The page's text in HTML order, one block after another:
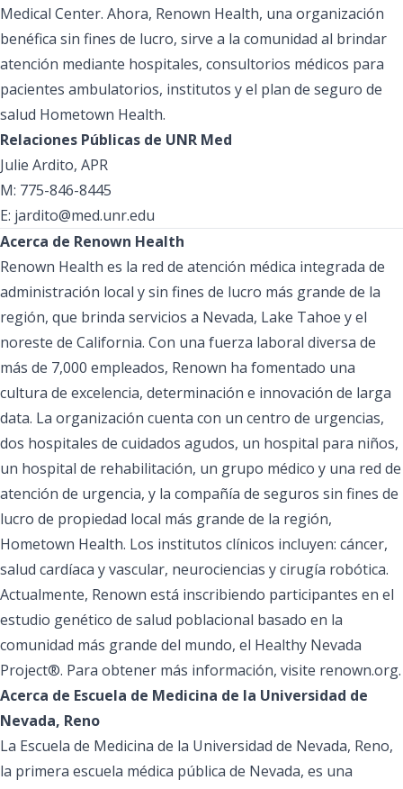
Medical Center. Ahora, Renown Health, una organización
benéfica sin fines de lucro, sirve a la comunidad al brindar
atención mediante hospitales, consultorios médicos para
pacientes ambulatorios, institutos y el plan de seguro de
salud Hometown Health.
Relaciones Públicas de UNR Med
Julie Ardito, APR
M: 775-846-8445
E: jardito@med.unr.edu
Acerca de Renown Health
Renown Health es la red de atención médica integrada de
administración local y sin fines de lucro más grande de la
región, que brinda servicios a Nevada, Lake Tahoe y el
noreste de California. Con una fuerza laboral diversa de
más de 7,000 empleados, Renown ha fomentado una
cultura de excelencia, determinación e innovación de larga
data. La organización cuenta con un centro de urgencias,
dos hospitales de cuidados agudos, un hospital para niños,
un hospital de rehabilitación, un grupo médico y una red de
atención de urgencia, y la compañía de seguros sin fines de
lucro de propiedad local más grande de la región,
Hometown Health. Los institutos clínicos incluyen: cáncer,
salud cardíaca y vascular, neurociencias y cirugía robótica.
Actualmente, Renown está inscribiendo participantes en el
estudio genético de salud poblacional basado en la
comunidad más grande del mundo, el Healthy Nevada
Project®. Para obtener más información, visite renown.org.
Acerca de Escuela de Medicina de la Universidad de
Nevada, Reno
La Escuela de Medicina de la Universidad de Nevada, Reno,
la primera escuela médica pública de Nevada, es una